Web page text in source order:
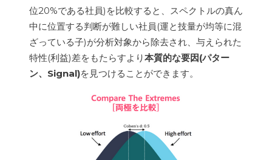
位20%である社員)を比較すると、スペクトルの真ん
中に位置する判断が難しい社員(運と技量が均等に混
ざっている子)が分析対象から除去され、与えられた
特性(利益)差をもたらすより本質的な要因(パター
ン、Signal)を見つけることができます。